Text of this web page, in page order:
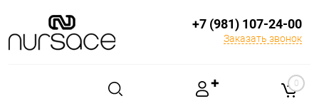
+7 (981) 107-24-00
Заказать звонок
✚ 0